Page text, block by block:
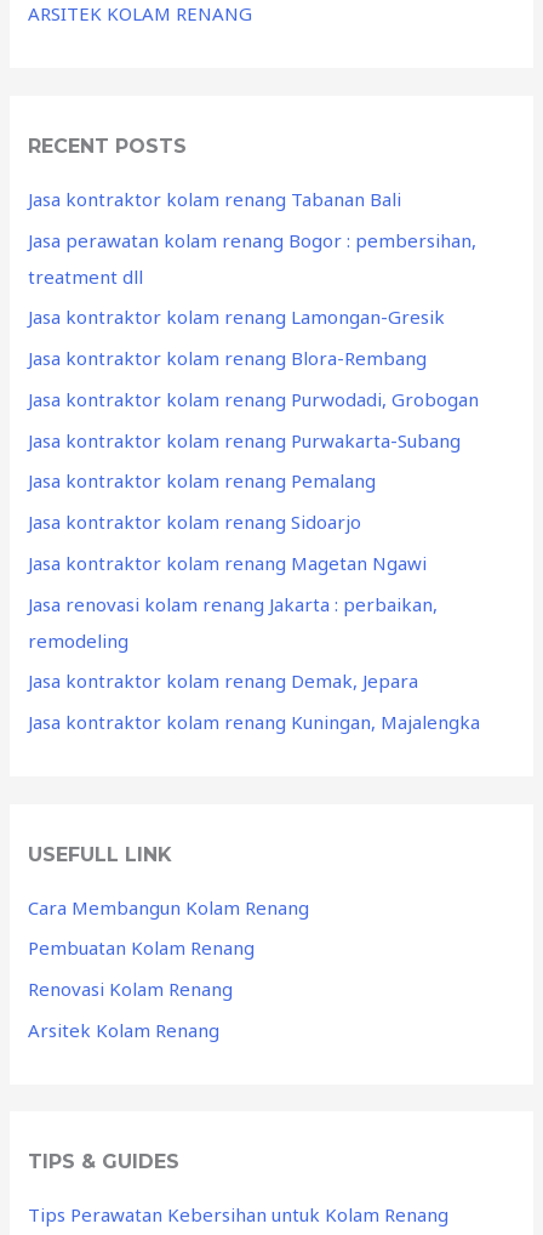
ARSITEK KOLAM RENANG
RECENT POSTS
Jasa kontraktor kolam renang Tabanan Bali
Jasa perawatan kolam renang Bogor : pembersihan,
treatment dll
Jasa kontraktor kolam renang Lamongan-Gresik
Jasa kontraktor kolam renang Blora-Rembang
Jasa kontraktor kolam renang Purwodadi, Grobogan
Jasa kontraktor kolam renang Purwakarta-Subang
Jasa kontraktor kolam renang Pemalang
Jasa kontraktor kolam renang Sidoarjo
Jasa kontraktor kolam renang Magetan Ngawi
Jasa renovasi kolam renang Jakarta : perbaikan,
remodeling
Jasa kontraktor kolam renang Demak, Jepara
Jasa kontraktor kolam renang Kuningan, Majalengka
USEFULL LINK
Cara Membangun Kolam Renang
Pembuatan Kolam Renang
Renovasi Kolam Renang
Arsitek Kolam Renang
TIPS & GUIDES
Tips Perawatan Kebersihan untuk Kolam Renang